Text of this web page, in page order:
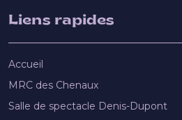
Liens rapides
Accueil
MRC des Chenaux
Salle de spectacle Denis-Dupont